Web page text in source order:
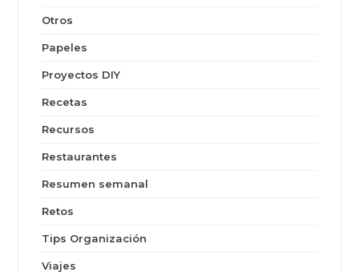
Otros
Papeles
Proyectos DIY
Recetas
Recursos
Restaurantes
Resumen semanal
Retos
Tips Organización
Viajes